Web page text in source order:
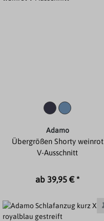
Adamo
Übergrößen Shorty weinrot
V-Ausschnitt
ab 39,95 € *